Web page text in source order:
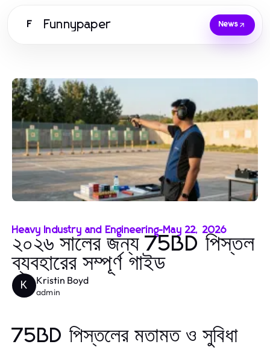
F Funnypaper News
Heavy Industry and Engineering-May 22, 2026
২০২৬ সালের জন্য 75BD পিস্তল
ব্যবহারের সম্পূর্ণ গাইড
K Kristin Boyd
admin
75BD পিস্তলের মতামত ও সুবিধা